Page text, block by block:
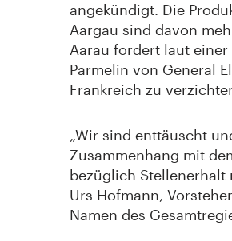
angekündigt. Die
Aargau sind davon
Aarau fordert laut einer
Parmelin von General
Frankreich zu
„Wir sind enttäuscht
Zusammenhang mit
bezüglich Stellenerhalt
Urs Hofmann,
Namen des